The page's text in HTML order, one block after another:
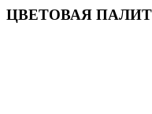
ЦВЕТОВАЯ